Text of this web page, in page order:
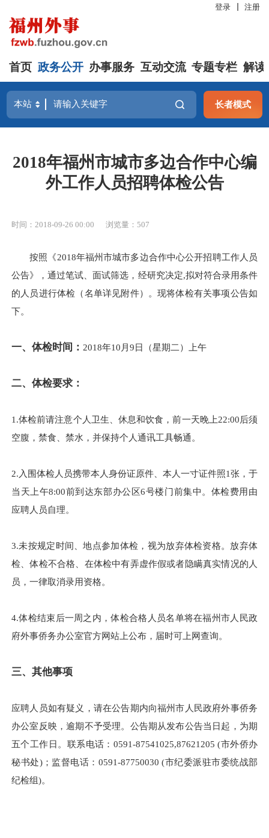
登录 注册
首页 政务公开 办事服务 互动交流 专题专栏 解读
长者模式
2018年福州市城市多边合作中心编
外工作人员招聘体检公告
时间：2018-09-26 00:00 浏览量：507
按照《2018年福州市城市多边合作中心公开招聘工作人员
公告》，通过笔试、面试筛选，经研究决定,拟对符合录用条件
的人员进行体检（名单详见附件）。现将体检有关事项公告如
下。
一、体检时间： 2018年10月9日（星期二）上午
二、体检要求：
1.体检前请注意个人卫生、休息和饮食，前一天晚上22:00后须
空腹，禁食、禁水，并保持个人通讯工具畅通。
2.入围体检人员携带本人身份证原件、本人一寸证件照1张，于
当天上午8:00前到达东部办公区6号楼门前集中。体检费用由
应聘人员自理。
3.未按规定时间、地点参加体检，视为放弃体检资格。放弃体
检、体检不合格、在体检中有弄虚作假或者隐瞒真实情况的人
员，一律取消录用资格。
4.体检结束后一周之内，体检合格人员名单将在福州市人民政
府外事侨务办公室官方网站上公布，届时可上网查询。
三、其他事项
应聘人员如有疑义，请在公告期内向福州市人民政府外事侨务
办公室反映，逾期不予受理。公告期从发布公告当日起，为期
五个工作日。联系电话：0591-87541025,87621205 (市外侨办
秘书处)；监督电话：0591-87750030 (市纪委派驻市委统战部
纪检组)。